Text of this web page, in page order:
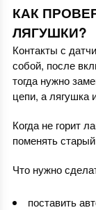
КАК
ЛЯГУШКИ?
Контакты с
собой, после
тогда нужно
цепи, а лягушка
Когда не горит
поменять
Что нужно
поставить